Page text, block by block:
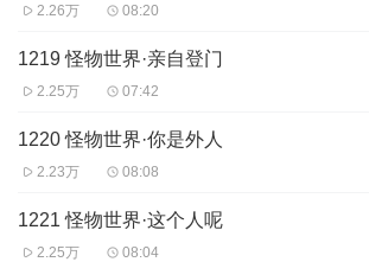
2.26万 08:20
1219 怪物世界·亲自登门
2.25万 07:42
1220 怪物世界·你是外人
2.23万 08:08
1221 怪物世界·这个人呢
2.25万 08:04